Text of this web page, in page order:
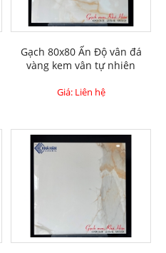
Gạch 80x80 Ấn Độ vân đá
vàng kem vân tự nhiên
Giá: Liên hệ